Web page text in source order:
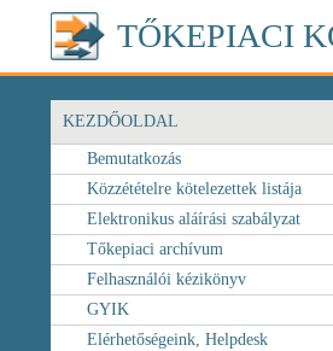
TŐKEPIACI
KEZDŐOLDAL
Bemutatkozás
Közzétételre kötelezettek listája
Elektronikus aláírási szabályzat
Tőkepiaci archívum
Felhasználói kézikönyv
GYIK
Elérhetőségeink, Helpdesk